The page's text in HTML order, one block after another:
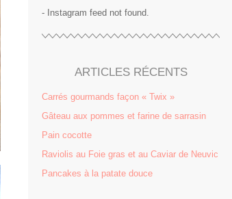
- Instagram feed not found.
ARTICLES RÉCENTS
Carrés gourmands façon « Twix »
Gâteau aux pommes et farine de sarrasin
Pain cocotte
Raviolis au Foie gras et au Caviar de Neuvic
Pancakes à la patate douce